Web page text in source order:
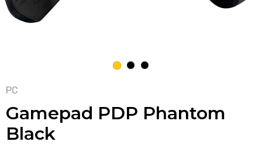
1 2 3
PC
Gamepad PDP Phantom
Black